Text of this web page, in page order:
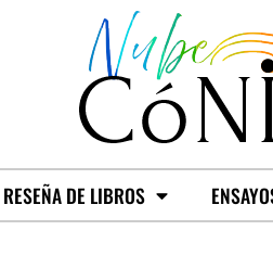
RESEÑA DE LIBROS